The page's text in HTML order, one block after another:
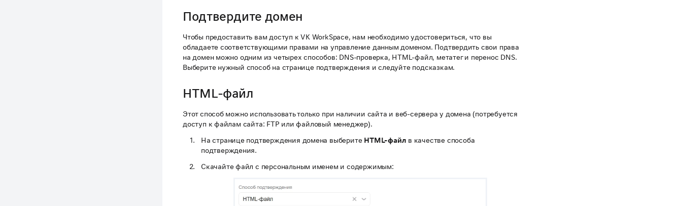
Подтвердите домен
Чтобы предоставить вам доступ к VK WorkSpace, нам необходимо удостовериться, что вы
обладаете соответствующими правами на управление данным доменом. Подтвердить свои права
на домен можно одним из четырех способов: DNS-проверка, HTML-файл, метатег и перенос DNS.
Выберите нужный способ на странице подтверждения и следуйте подсказкам.
HTML-файл
Этот способ можно использовать только при наличии сайта и веб-сервера у домена (потребуется
доступ к файлам сайта: FTP или файловый менеджер).
На странице подтверждения домена выберите HTML-файл в качестве способа
подтверждения.
Скачайте файл с персональным именем и содержимым: